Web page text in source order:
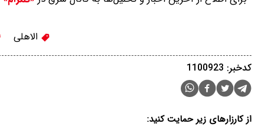
الاهلی
کدخبر: 1100923
از کارزارهای زیر حمایت کنید: